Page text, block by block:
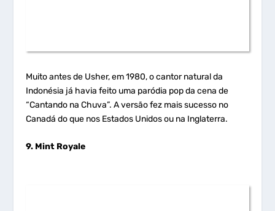
Muito antes de Usher, em 1980, o cantor natural da
Indonésia já havia feito uma paródia pop da cena de
“Cantando na Chuva”. A versão fez mais sucesso no
Canadá do que nos Estados Unidos ou na Inglaterra.
9. Mint Royale